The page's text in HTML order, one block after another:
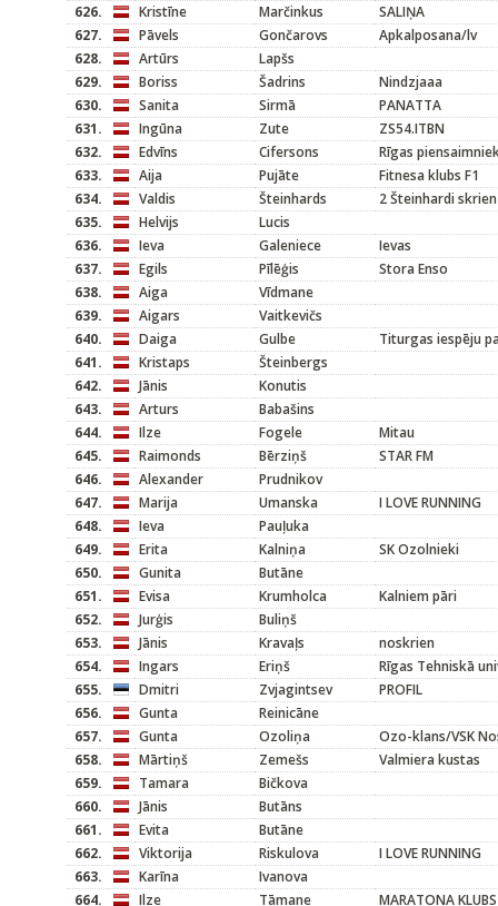
626.
Kristīne Marčinkus
SALIŅA
627.
Pāvels Gončarovs
Apkalposana/lv
628.
Artūrs
Lapšs
629.
Boriss Šadrins
Nindzjaaa
630.
Sanita Sirmā
PANATTA
631.
Ingūna Zute
ZS54.ITBN
632.
Edvīns Cifersons
Rīgas
633.
Aija Pujāte
Fitnesa klubs F1
634.
Valdis Šteinhards
2 Šteinhardi skrien
635.
Helvijs
Lucis
636.
Ieva Galeniece
Ievas
637.
Egils Pīlēģis
Stora Enso
638.
Aiga
Vīdmane
639.
Aigars
Vaitkevičs
640.
Daiga Gulbe
Titurgas iespēju
641.
Kristaps
Šteinbergs
642.
Jānis
Konutis
643.
Arturs
Babašins
644.
Ilze Fogele
Mitau
645.
Raimonds Bērziņš
STAR FM
646.
Alexander
Prudnikov
647.
Marija Umanska
I LOVE RUNNING
648.
Ieva
Pauļuka
649.
Erita Kalniņa
SK Ozolnieki
650.
Gunita
Butāne
651.
Evisa Krumholca
Kalniem pāri
652.
Jurģis
Buliņš
653.
Jānis Kravaļs
noskrien
654.
Ingars Eriņš
Rīgas Tehniskā
655.
Dmitri Zvjagintsev
PROFIL
656.
Gunta
Reinicāne
657.
Gunta Ozoliņa
Ozo-klans/VSK
658.
Mārtiņš Zemešs
Valmiera kustas
659.
Tamara
Bičkova
660.
Jānis
Butāns
661.
Evita
Butāne
662.
Viktorija Riskulova
I LOVE RUNNING
663.
Karīna
Ivanova
664.
Ilze Tāmane MARATONA KLUBS